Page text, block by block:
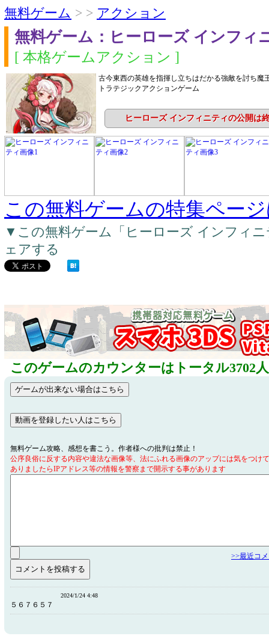
無料ゲーム > > アクション
無料ゲーム：ヒーローズ インフィ
[ 本格ゲームアクション ]
古今東西の英雄を指揮し立ちはだかる強敵を討ち魔
トラテジックアクションゲーム
ヒーローズ インフィニティの公開は
この無料ゲームの特集ペー
▼この無料ゲーム「ヒーローズ インフィ
ェアする
このゲームのカウンターはトータル3702
無料ゲーム攻略、感想を書こう。作者様への批判は禁止！
公序良俗に反する内容や違法な画像等、法にふれる画像のアップには気をつけ
ありましたらIPアドレス等の情報を警察まで開示する事があります
>>最近コ
2024/1/24 4:48
５６７６５７